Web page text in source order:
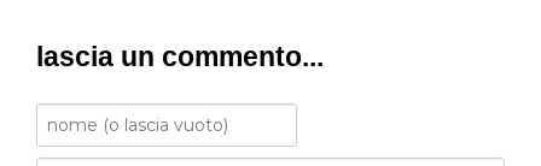
lascia un commento...